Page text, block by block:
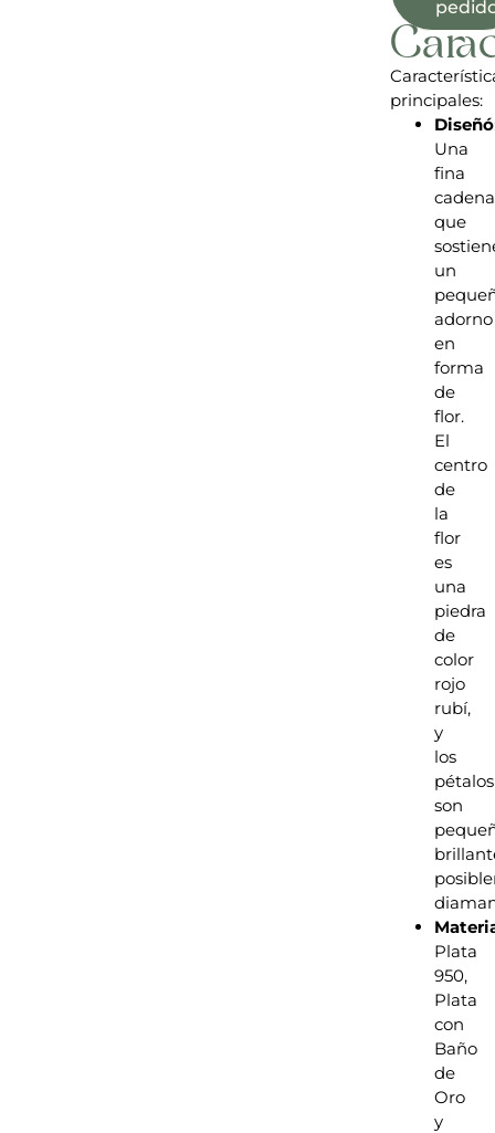
principales:
Diseñó
Una
fina
cadena
que
un
adorno
en
forma
de
flor.
El
centro
de
la
flor
es
una
piedra
de
color
rojo
rubí,
y
los
pétalos
son
Plata
950,
Plata
con
Baño
de
Oro
y